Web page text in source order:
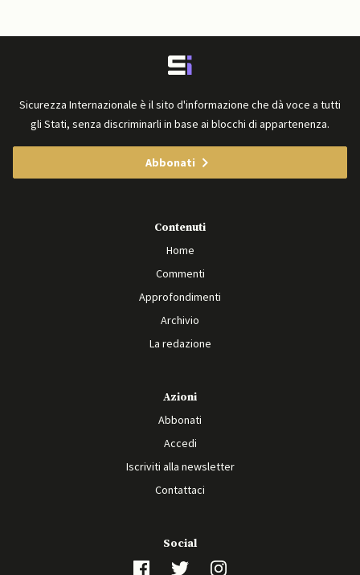
Sicurezza Internazionale è il sito d'informazione che dà voce a tutti
gli Stati, senza discriminarli in base ai blocchi di appartenenza.
Abbonati
Contenuti
Home
Commenti
Approfondimenti
Archivio
La redazione
Azioni
Abbonati
Accedi
Iscriviti alla newsletter
Contattaci
Social